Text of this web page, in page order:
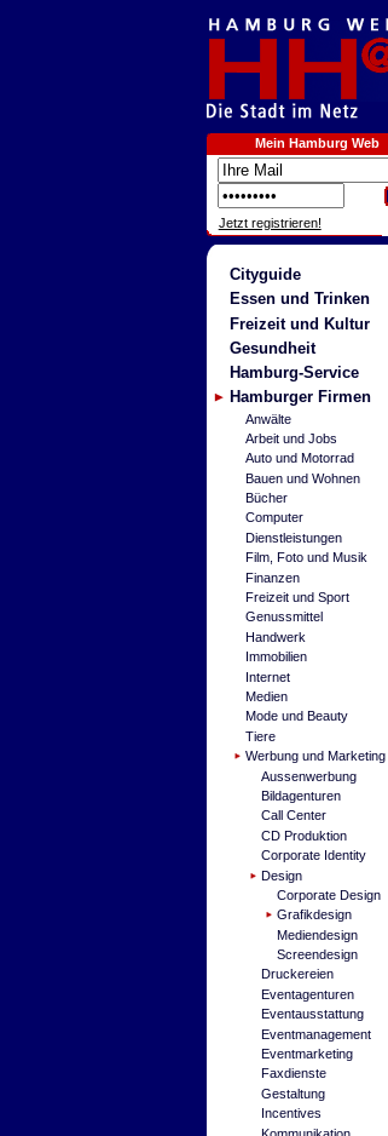
Mein Hamburg Web
Jetzt registrieren!
Cityguide
Essen und Trinken
Freizeit und Kultur
Gesundheit
Hamburg-Service
Hamburger Firmen
Anwälte
Arbeit und Jobs
Auto und Motorrad
Bauen und Wohnen
Bücher
Computer
Dienstleistungen
Film, Foto und Musik
Finanzen
Freizeit und Sport
Genussmittel
Handwerk
Immobilien
Internet
Medien
Mode und Beauty
Tiere
Werbung und Marketing
Aussenwerbung
Bildagenturen
Call Center
CD Produktion
Corporate Identity
Design
Corporate Design
Grafikdesign
Mediendesign
Screendesign
Druckereien
Eventagenturen
Eventausstattung
Eventmanagement
Eventmarketing
Faxdienste
Gestaltung
Incentives
Kommunikation